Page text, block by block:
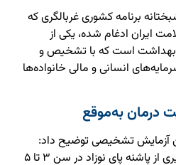
برنامه کشوری غربالگری که
سلامت ایران ادغام شده، یکی از
بهداشت است که با تشخیص و
انسانی و مالی خانواده‌ها
درمان به‌موقع
آزمایش تشخیصی توضیح داد:
«مناسب‌ترین روش، نمونه‌گیری از پاشنه پای نوزاد در سن ۳ تا ۵